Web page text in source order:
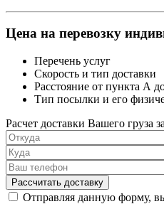
Цена на перевозку
Перечень услуг
Скорость и тип доставки
Расстояние от пункта А
Тип посылки и его
Расчет доставки Вашего груза
Отправляя данную форму,